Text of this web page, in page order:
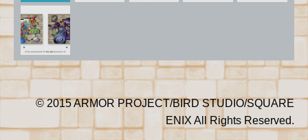
© 2015 ARMOR PROJECT/BIRD STUDIO/SQUARE
ENIX All Rights Reserved.